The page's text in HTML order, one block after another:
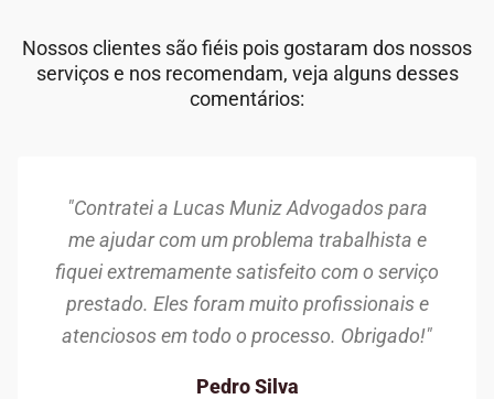
Nossos clientes são fiéis pois gostaram dos nossos
serviços e nos recomendam, veja alguns desses
comentários:
"Contratei a Lucas Muniz Advogados para
me ajudar com um problema trabalhista e
fiquei extremamente satisfeito com o serviço
prestado. Eles foram muito profissionais e
atenciosos em todo o processo. Obrigado!"
Pedro Silva